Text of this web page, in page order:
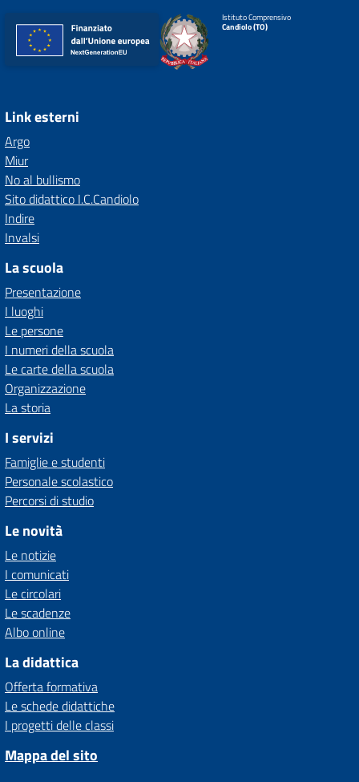
Istituto Comprensivo
Candiolo (TO)
Link esterni
Argo
Miur
No al bullismo
Sito didattico I.C.Candiolo
Indire
Invalsi
La scuola
Presentazione
I luoghi
Le persone
I numeri della scuola
Le carte della scuola
Organizzazione
La storia
I servizi
Famiglie e studenti
Personale scolastico
Percorsi di studio
Le novità
Le notizie
I comunicati
Le circolari
Le scadenze
Albo online
La didattica
Offerta formativa
Le schede didattiche
I progetti delle classi
Mappa del sito